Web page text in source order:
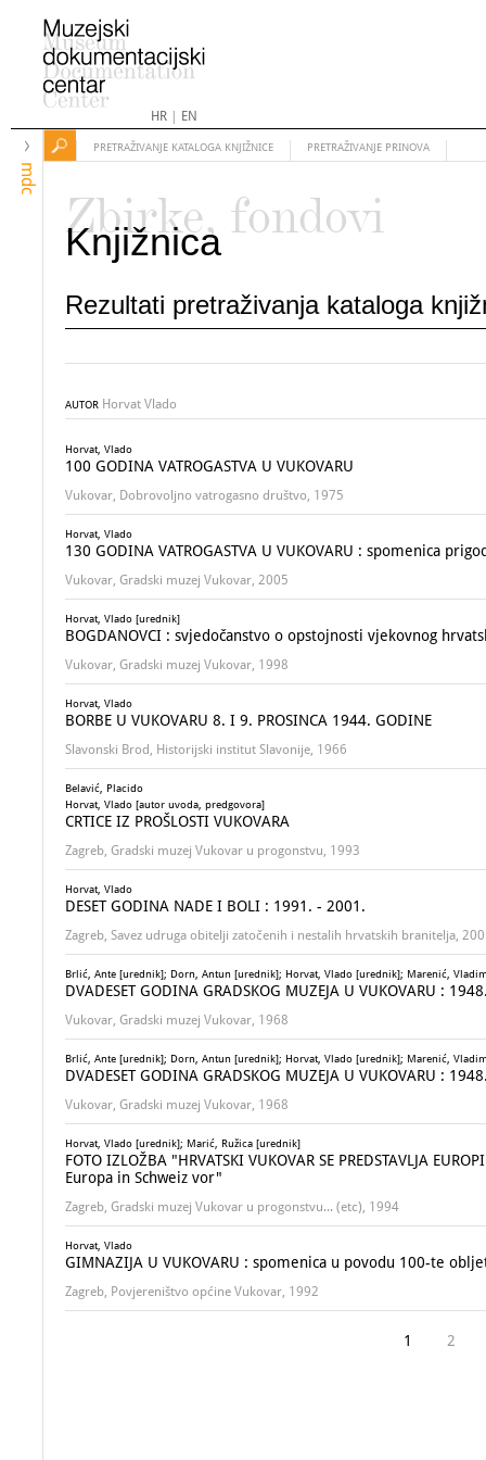
HR| EN
mdc
PRETRAŽIVANJE KATALOGA KNJIŽNICE PRETRAŽIVANJE PRINOVA
Zbirke, fondovi
Knjižnica
Rezultati pretraživanja kataloga
AUTOR Horvat Vlado
Horvat, Vlado
100 GODINA VATROGASTVA U VUKOVARU
Vukovar, Dobrovoljno vatrogasno društvo, 1975
Horvat, Vlado
130 GODINA VATROGASTVA U VUKOVARU : spomenica
Vukovar, Gradski muzej Vukovar, 2005
Horvat, Vlado [urednik]
BOGDANOVCI : svjedočanstvo o opstojnosti vjekovnog
Vukovar, Gradski muzej Vukovar, 1998
Horvat, Vlado
BORBE U VUKOVARU 8. I 9. PROSINCA 1944. GODINE
Slavonski Brod, Historijski institut Slavonije, 1966
Belavić, Placido
Horvat, Vlado [autor uvoda, predgovora]
CRTICE IZ PROŠLOSTI VUKOVARA
Zagreb, Gradski muzej Vukovar u progonstvu, 1993
Horvat, Vlado
DESET GODINA NADE I BOLI : 1991. - 2001.
Zagreb, Savez udruga obitelji zatočenih i nestalih hrvatskih branitelja,
Brlić, Ante [urednik]; Dorn, Antun [urednik]; Horvat, Vlado [urednik]; Marenić,
DVADESET GODINA GRADSKOG MUZEJA U VUKOVARU :
Vukovar, Gradski muzej Vukovar, 1968
Brlić, Ante [urednik]; Dorn, Antun [urednik]; Horvat, Vlado [urednik]; Marenić,
DVADESET GODINA GRADSKOG MUZEJA U VUKOVARU :
Vukovar, Gradski muzej Vukovar, 1968
Horvat, Vlado [urednik]; Marić, Ružica [urednik]
FOTO IZLOŽBA "HRVATSKI VUKOVAR SE PREDSTAVLJA
Europa in Schweiz vor"
Zagreb, Gradski muzej Vukovar u progonstvu... (etc), 1994
Horvat, Vlado
GIMNAZIJA U VUKOVARU : spomenica u povodu 100-te
Zagreb, Povjereništvo općine Vukovar, 1992
1 2